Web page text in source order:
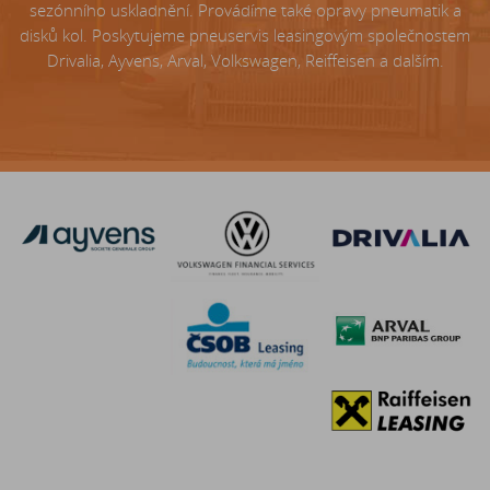
sezónního uskladnění. Provádíme také opravy pneumatik a
disků kol. Poskytujeme pneuservis leasingovým společnostem
Drivalia, Ayvens, Arval, Volkswagen, Reiffeisen a dalším.